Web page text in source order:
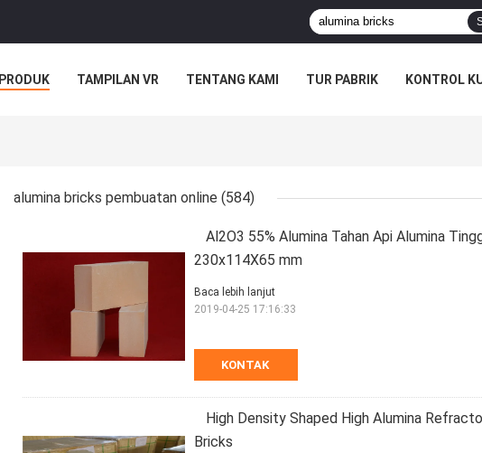
PRODUK TAMPILAN VR TENTANG KAMI TUR PABRIK KONTROL
alumina bricks pembuatan online (584)
Al2O3 55% Alumina Tahan Api Alumina
230x114X65 mm
KONTAK
Baca lebih lanjut
2019-04-25 17:16:33
High Density Shaped High Alumina
Bricks